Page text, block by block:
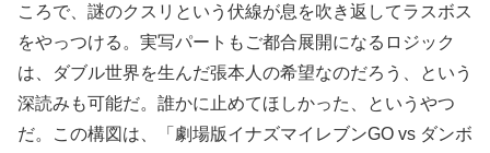
ころで、謎のクスリという伏線が息を吹き返してラスボス
をやっつける。実写パートもご都合展開になるロジック
は、ダブル世界を生んだ張本人の希望なのだろう、という
深読みも可能だ。誰かに止めてほしかった、というやつ
だ。この構図は、「劇場版イナズマイレブンGO vs ダンボ